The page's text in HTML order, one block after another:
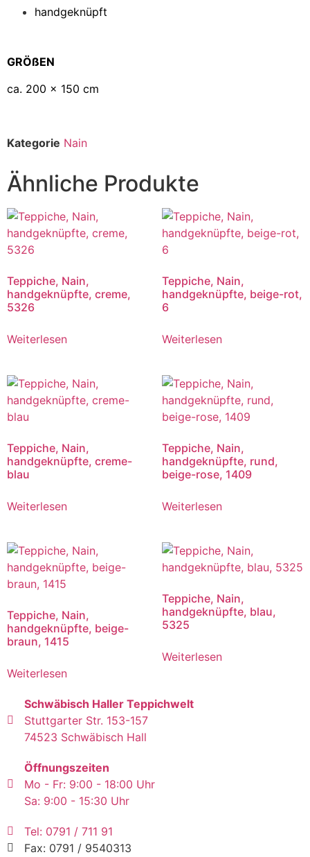
handgeknüpft
GRÖßEN
ca. 200 x 150 cm
Kategorie Nain
Ähnliche Produkte
Teppiche, Nain,
handgeknüpfte, creme,
5326
Weiterlesen
Teppiche, Nain,
handgeknüpfte, beige-rot,
6
Weiterlesen
Teppiche, Nain,
handgeknüpfte, creme-
blau
Weiterlesen
Teppiche, Nain,
handgeknüpfte, rund,
beige-rose, 1409
Weiterlesen
Teppiche, Nain,
handgeknüpfte, beige-
braun, 1415
Weiterlesen
Teppiche, Nain,
handgeknüpfte, blau,
5325
Weiterlesen
Schwäbisch Haller Teppichwelt
Stuttgarter Str. 153-157
74523 Schwäbisch Hall
Öffnungszeiten
Mo - Fr: 9:00 - 18:00 Uhr
Sa: 9:00 - 15:30 Uhr
Tel: 0791 / 711 91
Fax: 0791 / 9540313